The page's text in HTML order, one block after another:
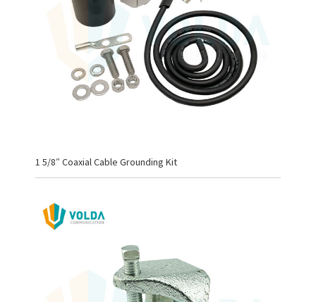
1 5/8″ Coaxial Cable Grounding Kit